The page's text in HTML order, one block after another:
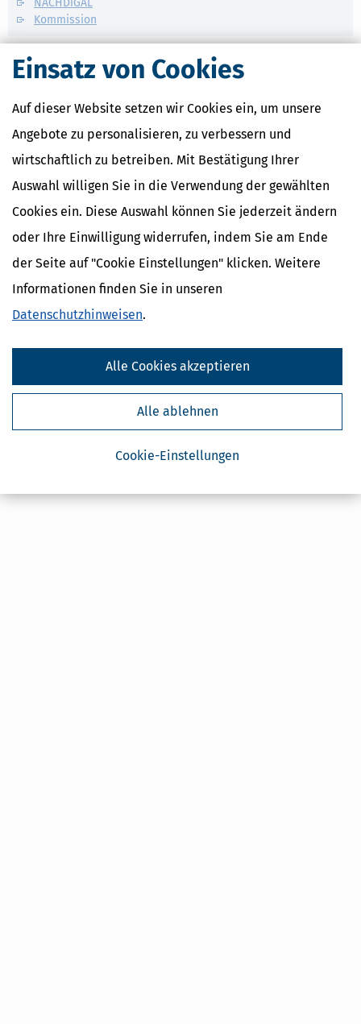
Einsatz von Cookies
Auf dieser Website setzen wir Cookies ein, um unsere
Angebote zu personalisieren, zu verbessern und
wirtschaftlich zu betreiben. Mit Bestätigung Ihrer
Auswahl willigen Sie in die Verwendung der gewählten
Cookies ein. Diese Auswahl können Sie jederzeit ändern
oder Ihre Einwilligung widerrufen, indem Sie am Ende
der Seite auf "Cookie Einstellungen" klicken. Weitere
Informationen finden Sie in unseren
Datenschutzhinweisen.
Cookie-Einstellungen
Alle ablehnen
Alle Cookies akzeptieren
NACHDiGAL
Kommission
Kostenlose Steuertipps & News
Steuertipps
von Steuertipps abonnieren. Die
habe ich gelesen.
Meine Einwilligung kann ich jederzeit durch